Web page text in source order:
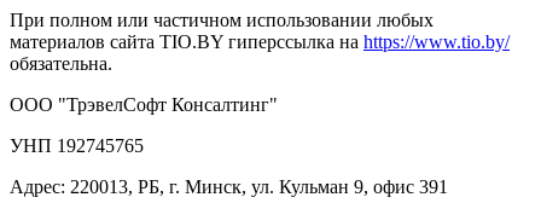
При полном или частичном использовании любых
материалов сайта TIO.BY гиперссылка на https://www.tio.by/
обязательна.
ООО "ТрэвелСофт Консалтинг"
УНП 192745765
Адрес: 220013, РБ, г. Минск, ул. Кульман 9, офис 391